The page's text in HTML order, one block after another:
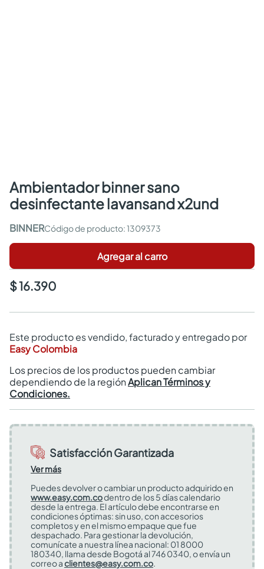
ambientador binner sano
desinfectante lavansand x2und
BINNER :1309373
Agregar al carro
$ 16.390
Este producto es vendido, facturado y entregado por
Easy Colombia
Los precios de los productos pueden cambiar
dependiendo de la regiónAplican Términos y
Condiciones.
Satisfacción Garantizada
Ver más
Puedes devolver o cambiar un producto adquirido en
www.easy.com.codentro de los 5 días calendario
desde la entrega. El artículo debe encontrarse en
condiciones óptimas: sin uso, con accesorios
completos y en el mismo empaque que fue
despachado. Para gestionar la devolución,
comunícate a nuestra línea nacional: 01 8000
180340, llama desde Bogotá al 746 0340, o envía un
correo aclientes@easy.com.co.